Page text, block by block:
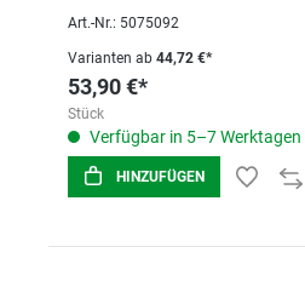
Art.-Nr.: 5075092
Varianten ab 44,72 €*
53,90 €*
Stück
Verfügbar in 5–7 Werktagen
HINZUFÜGEN